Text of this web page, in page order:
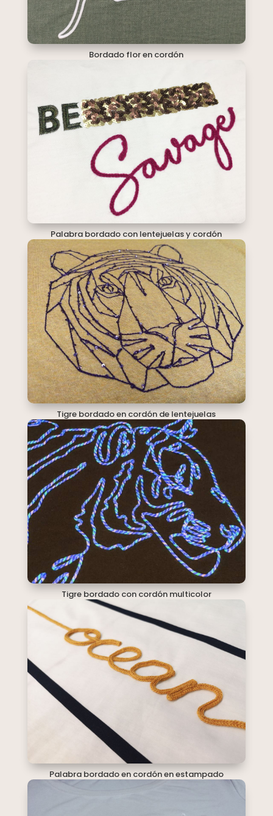
Bordado flor en cordón
Palabra bordado con lentejuelas y cordón
Tigre bordado en cordón de lentejuelas
Tigre bordado con cordón multicolor
Palabra bordado en cordón en estampado